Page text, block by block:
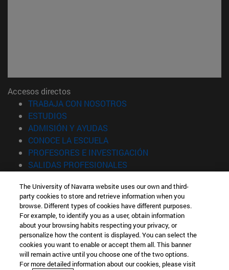
Accesos directos
TRABAJA CON NOSOTROS
ESTUDIOS
ADMISIÓN Y AYUDAS
CONOCE LA ESCUELA(abre en nueva ventana)
PROFESORES E INVESTIGACIÓN
SALIDAS PROFESIONALES
Información
TFNO +34 943 21 98 77
¿QUÉ GRADO TE INTERESA?
¿QUÉ MÁSTER TE INTERESA?
© Universidad de Navarra
Información legal
The University of Navarra website uses our own and third-
party cookies to store and retrieve information when you
browse. Different types of cookies have different purposes.
For example, to identify you as a user, obtain information
about your browsing habits respecting your privacy, or
personalize how the content is displayed. You can select the
cookies you want to enable or accept them all. This banner
will remain active until you choose one of the two options.
For more detailed information about our cookies, please visit